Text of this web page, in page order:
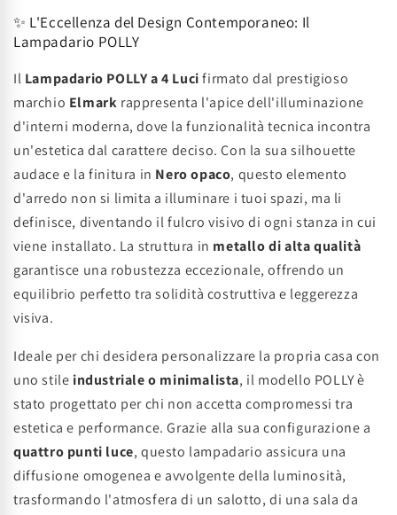
✨ L'Eccellenza del Design Contemporaneo: Il
Lampadario POLLY
Il Lampadario POLLY a 4 Lucifirmato dal prestigioso
marchio Elmark rappresenta l'apice dell'illuminazione
d'interni moderna, dove la funzionalità tecnica incontra
un'estetica dal carattere deciso. Con la sua silhouette
audace e la finitura in Nero opaco, questo elemento
d'arredo non si limita a illuminare i tuoi spazi, ma li
definisce, diventando il fulcro visivo di ogni stanza in cui
viene installato. La struttura in metallo di alta qualità
garantisce una robustezza eccezionale, offrendo un
equilibrio perfetto tra solidità costruttiva e leggerezza
visiva.
Ideale per chi desidera personalizzare la propria casa con
uno stile industriale o minimalista, il modello POLLY è
stato progettato per chi non accetta compromessi tra
estetica e performance. Grazie alla sua configurazione a
quattro punti luce, questo lampadario assicura una
diffusione omogenea e avvolgente della luminosità,
trasformando l'atmosfera di un salotto, di una sala da